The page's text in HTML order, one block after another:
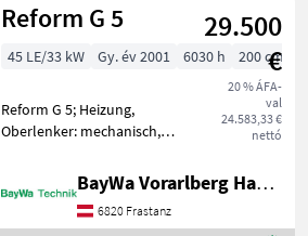
Reform G 5
29.500
€
20 % ÁFA-
val
24.583,33 €
nettó
45 LE/33 kW Gy. év 2001 6030 h 200 cm
Reform G 5; Heizung,
Oberlenker: mechanisch,
und Hinten, Allrad,
Geschwindigkeit: 30 km/h,
Steuergerät 3 DW,
BayWa Vorarlberg HandelsGmbH BayWa Technik
6820 Frastanz